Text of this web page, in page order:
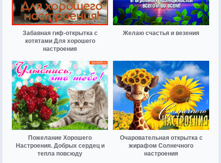
Забавная гиф-открытка с
котятами Для хорошего
настроения
Желаю счастья и везения
Пожелание Хорошего
Настроения. Добрых сердец и
тепла повсюду
Очаровательная открытка с
жирафом Солнечного
настроения